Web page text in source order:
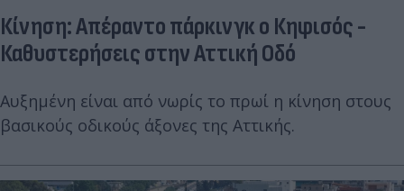
Κίνηση: Απέραντο πάρκινγκ ο Κηφισός -
Καθυστερήσεις στην Αττική Οδό
Αυξημένη είναι από νωρίς το πρωί η κίνηση στους
βασικούς οδικούς άξονες της Αττικής.